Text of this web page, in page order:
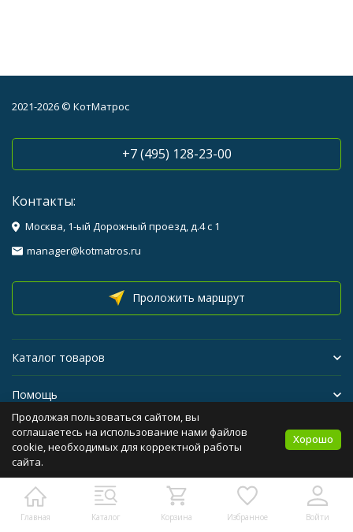
Главная Каталог Корзина Избранное Войти
2021-2026 © КотМатрос
+7 (495) 128-23-00
Контакты:
Москва, 1-ый Дорожный проезд, д.4 с 1
manager@kotmatros.ru
Проложить маршрут
Каталог товаров
Помощь
Бренды
Политика персональных данных Карта сайта
Продолжая пользоваться сайтом, вы
соглашаетесь на использование нами файлов
cookie, необходимых для корректной работы
сайта.
Хорошо